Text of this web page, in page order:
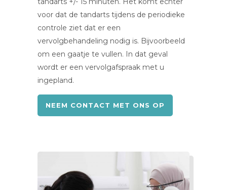
voor dat de tandarts tijdens de periodieke
controle ziet dat er een
vervolgbehandeling nodig is. Bijvoorbeeld
om een gaatje te vullen. In dat geval
wordt er een vervolgafspraak met u
ingepland.
NEEM CONTACT MET ONS OP